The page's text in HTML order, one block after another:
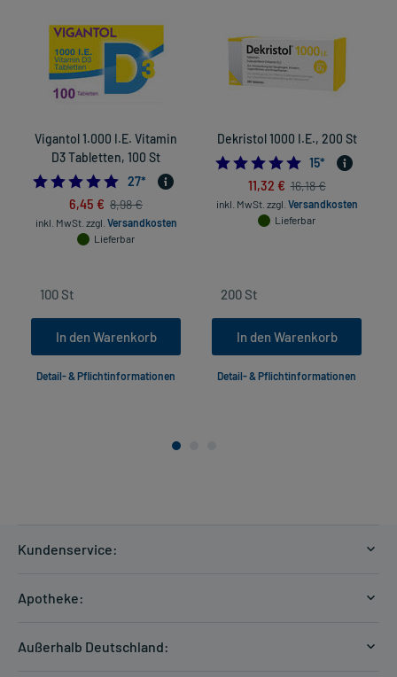
Vigantol 1.000 I.E. Vitamin
D3 Tabletten, 100 St
4.962962962962963
27*
6,45 € 8,98 €
inkl. MwSt. zzgl. Versandkosten
Lieferbar
In den Warenkorb
Detail- & Pflichtinformationen
Dekristol 1000 I.E., 200 St
15*
11,32 € 16,18 €
inkl. MwSt. zzgl. Versandkosten
Lieferbar
In den Warenkorb
Detail- & Pflichtinformationen
Kundenservice:
Zahlungsarten
Apotheke:
Außerhalb Deutschland: